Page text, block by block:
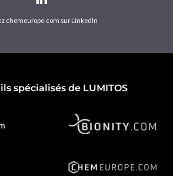
chemeurope.com sur LinkedIn
spécialisés de LUMITOS